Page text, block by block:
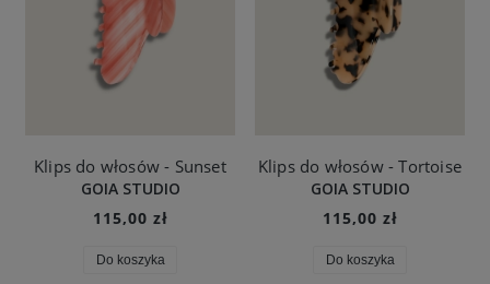
Klips do włosów - Sunset
GOIA STUDIO
115,00 zł
Do koszyka
Klips do włosów - Tortoise
GOIA STUDIO
115,00 zł
Do koszyka